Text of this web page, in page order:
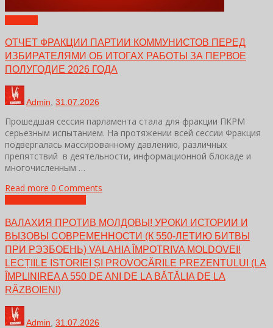
ОТЧЕТ ФРАКЦИИ ПАРТИИ КОММУНИСТОВ ПЕРЕД
ИЗБИРАТЕЛЯМИ ОБ ИТОГАХ РАБОТЫ ЗА ПЕРВОЕ
ПОЛУГОДИЕ 2026 ГОДА
Admin, 31.07.2026
Прошедшая сессия парламента стала для фракции ПКРМ
серьезным испытанием. На протяжении всей сессии Фракция
подвергалась массированному давлению, различных
препятствий в деятельности, информационной блокаде и
многочисленным …
Read more 0 Comments
ВАЛАХИЯ ПРОТИВ МОЛДОВЫ! УРОКИ ИСТОРИИ И
ВЫЗОВЫ СОВРЕМЕННОСТИ (К 550-ЛЕТИЮ БИТВЫ
ПРИ РЭЗБОЕНЬ) VALAHIA ÎMPOTRIVA MOLDOVEI!
LECȚIILE ISTORIEI ȘI PROVOCĂRILE PREZENTULUI (LA
ÎMPLINIREA A 550 DE ANI DE LA BĂTĂLIA DE LA
RĂZBOIENI)
Admin 31.07.2026